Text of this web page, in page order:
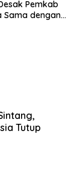
Sama dengan
Tutup